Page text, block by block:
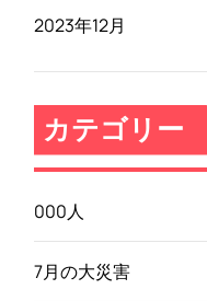
2023年12月
カテゴリー
000人
7月の大災害